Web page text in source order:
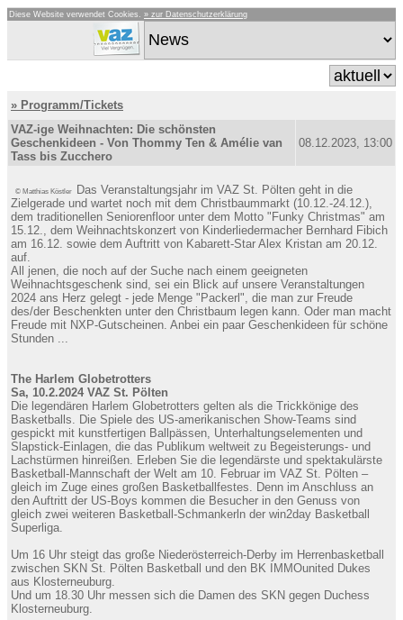
Diese Website verwendet Cookies. » zur Datenschutzerklärung
» Programm/Tickets
VAZ-ige Weihnachten: Die schönsten
Geschenkideen - Von Thommy Ten & Amélie van
Tass bis Zucchero
08.12.2023, 13:00
© Matthias Köstler
Das Veranstaltungsjahr im VAZ St. Pölten geht in die
Zielgerade und wartet noch mit dem Christbaummarkt (10.12.-24.12.),
dem traditionellen Seniorenfloor unter dem Motto "Funky Christmas" am
15.12., dem Weihnachtskonzert von Kinderliedermacher Bernhard Fibich
am 16.12. sowie dem Auftritt von Kabarett-Star Alex Kristan am 20.12.
auf.
All jenen, die noch auf der Suche nach einem geeigneten
Weihnachtsgeschenk sind, sei ein Blick auf unsere Veranstaltungen
2024 ans Herz gelegt - jede Menge "Packerl", die man zur Freude
des/der Beschenkten unter den Christbaum legen kann. Oder man macht
Freude mit NXP-Gutscheinen. Anbei ein paar Geschenkideen für schöne
Stunden ...
The Harlem Globetrotters
Sa, 10.2.2024 VAZ St. Pölten
Die legendären Harlem Globetrotters gelten als die Trickkönige des
Basketballs. Die Spiele des US-amerikanischen Show-Teams sind
gespickt mit kunstfertigen Ballpässen, Unterhaltungselementen und
Slapstick-Einlagen, die das Publikum weltweit zu Begeisterungs- und
Lachstürmen hinreißen. Erleben Sie die legendärste und spektakulärste
Basketball-Mannschaft der Welt am 10. Februar im VAZ St. Pölten –
gleich im Zuge eines großen Basketballfestes. Denn im Anschluss an
den Auftritt der US-Boys kommen die Besucher in den Genuss von
gleich zwei weiteren Basketball-Schmankerln der win2day Basketball
Superliga.
Um 16 Uhr steigt das große Niederösterreich-Derby im Herrenbasketball
zwischen SKN St. Pölten Basketball und den BK IMMOunited Dukes
aus Klosterneuburg.
Und um 18.30 Uhr messen sich die Damen des SKN gegen Duchess
Klosterneuburg.